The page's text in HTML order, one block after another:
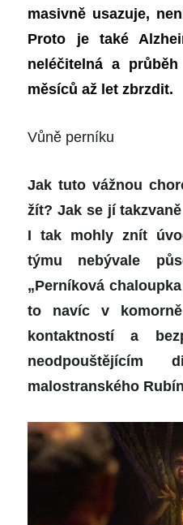
masivně usazuje,
Proto je také
neléčitelná a
měsíců až let zbrzdit.
Vůně perníku
Jak tuto vážnou
žít? Jak se jí
I tak mohly znít
týmu nebývale
„Perníková
to navíc v
kontaktností a
neodpouštějícím
malostranského